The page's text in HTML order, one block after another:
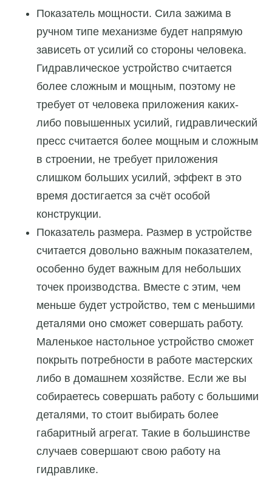
Показатель мощности. Сила зажима в
ручном типе механизме будет напрямую
зависеть от усилий со стороны человека.
Гидравлическое устройство считается
более сложным и мощным, поэтому не
требует от человека приложения каких-
либо повышенных усилий, гидравлический
пресс считается более мощным и сложным
в строении, не требует приложения
слишком больших усилий, эффект в это
время достигается за счёт особой
конструкции.
Показатель размера. Размер в устройстве
считается довольно важным показателем,
особенно будет важным для небольших
точек производства. Вместе с этим, чем
меньше будет устройство, тем с меньшими
деталями оно сможет совершать работу.
Маленькое настольное устройство сможет
покрыть потребности в работе мастерских
либо в домашнем хозяйстве. Если же вы
собираетесь совершать работу с большими
деталями, то стоит выбирать более
габаритный агрегат. Такие в большинстве
случаев совершают свою работу на
гидравлике.